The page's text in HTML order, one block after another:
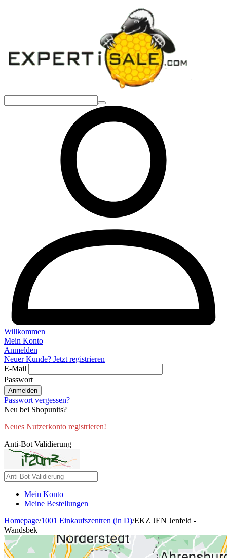
Willkommen
Mein Konto
Anmelden
Neuer Kunde? Jetzt registrieren
E-Mail
Passwort
Anmelden
Passwort vergessen?
Neu bei Shopunits?
Neues Nutzerkonto registrieren!
Anti-Bot Validierung
Mein Konto
Meine Bestellungen
Homepage/1001 Einkaufszentren (in D)/EKZ JEN Jenfeld -
Wandsbek